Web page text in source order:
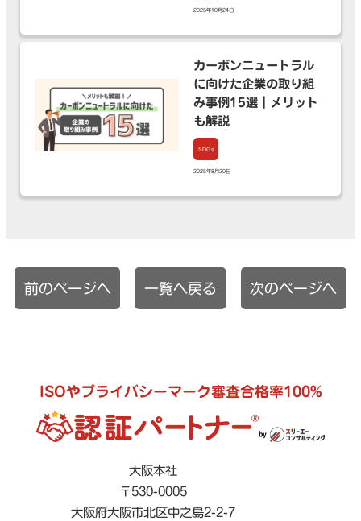
2025年10月24日
SDGs
2025年8月20日
カーボンニュートラル
に向けた企業の取り組
み事例15選｜メリット
も解説
前のページへ 一覧へ戻る 次のページへ
ISOやプライバシーマーク審査合格率100%
大阪本社
〒530-0005
大阪府大阪市北区中之島2-2-7